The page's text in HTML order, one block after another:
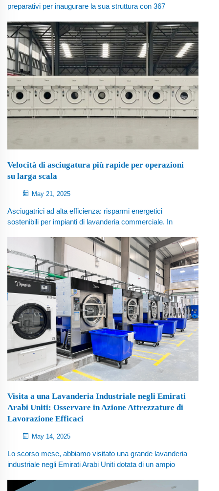
preparativi per inaugurare la sua struttura con 367
ingegneri si sono trovati di fronte a una missione critica:
installare e attivare un sistema industriale per il lavaggio
della biancheria da 1000 kg/ora entro un periodo limitato
di soli 7 giorni. Attraverso...
Velocità di asciugatura più rapide per operazioni
su larga scala
May 21, 2025
Asciugatrici ad alta efficienza: risparmi energetici
sostenibili per impianti di lavanderia commerciale. In
asciugatura è fondamentale. Le asciugatrici industriali
risparmio-energia si distinguono in questo campo
combinando sistemi avanzati di flusso d'aria e
ottimizzando...
Visita a una Lavanderia Industriale negli Emirati
Arabi Uniti: Osservare in Azione Attrezzature di
Lavorazione Efficaci
May 14, 2025
Lo scorso mese, abbiamo visitato una grande lavanderia
industriale negli Emirati Arabi Uniti dotata di un ampio
estrattori-lavatrici, asciugabiancheria, stiratrici e